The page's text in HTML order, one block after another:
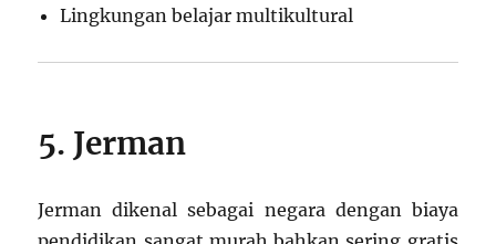
Lingkungan belajar multikultural
5. Jerman
Jerman dikenal sebagai negara dengan biaya